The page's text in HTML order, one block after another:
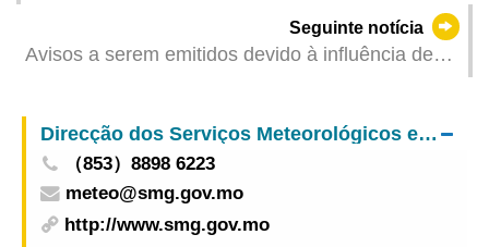
Seguinte notícia
Avisos a serem emitidos devido à influência de
Direcção dos Serviços Meteorológicos e Geofísicos
（853）8898 6223
meteo@smg.gov.mo
http://www.smg.gov.mo